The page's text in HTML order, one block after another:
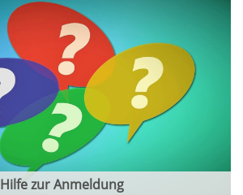
Hilfe zur Anmeldung